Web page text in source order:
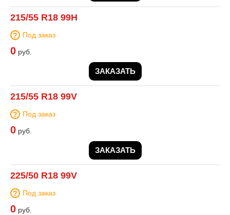
215/55 R18 99H
Под заказ
0 руб.
ЗАКАЗАТЬ
215/55 R18 99V
Под заказ
0 руб.
ЗАКАЗАТЬ
225/50 R18 99V
Под заказ
0 руб.